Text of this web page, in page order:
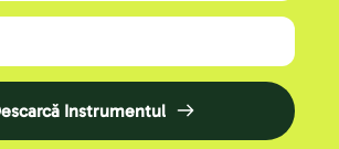
Instrumentul